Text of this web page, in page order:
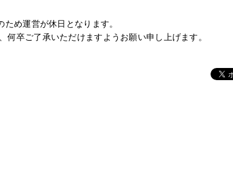
め運営が休日となります。
何卒ご了承いただけますようお願い申し上げます。